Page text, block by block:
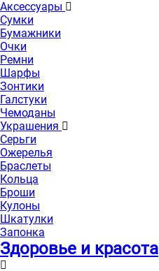
Аксессуары
Сумки
Бумажники
Очки
Ремни
Шарфы
Зонтики
Галстуки
Чемоданы
Украшения
Серьги
Ожерелья
Браслеты
Кольца
Броши
Кулоны
Шкатулки
Запонка
Здоровье и красота